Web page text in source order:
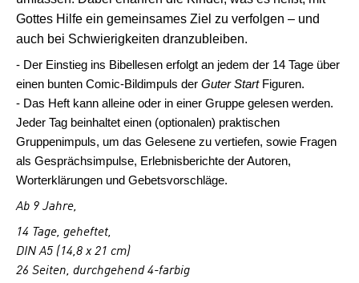
Gottes Hilfe ein gemeinsames Ziel zu verfolgen – und
auch bei Schwierigkeiten dranzubleiben.
- Der Einstieg ins Bibellesen erfolgt an jedem der 14 Tage über
einen bunten Comic-Bildimpuls der Guter Start Figuren.
- Das Heft kann alleine oder in einer Gruppe gelesen werden.
Jeder Tag beinhaltet einen (optionalen) praktischen
Gruppenimpuls, um das Gelesene zu vertiefen, sowie Fragen
als Gesprächsimpulse, Erlebnisberichte der Autoren,
Worterklärungen und Gebetsvorschläge.
Ab 9 Jahre,
14 Tage, geheftet,
DIN A5 (14,8 x 21 cm)
26 Seiten, durchgehend 4-farbig